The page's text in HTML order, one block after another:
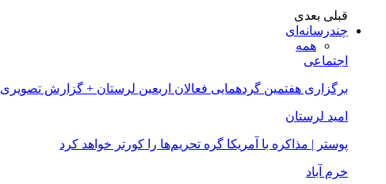
قبلی بعدی
چندرسانه‌ای
همه
اجتماعی
برگزاری هفتمین گردهمایی فعالان اربعین لرستان + گزارش تصویری
امید لرستان
پوستر | مذاکره با آمریکا گره تحریم‌ها را کورتر خواهد کرد
خرم آباد